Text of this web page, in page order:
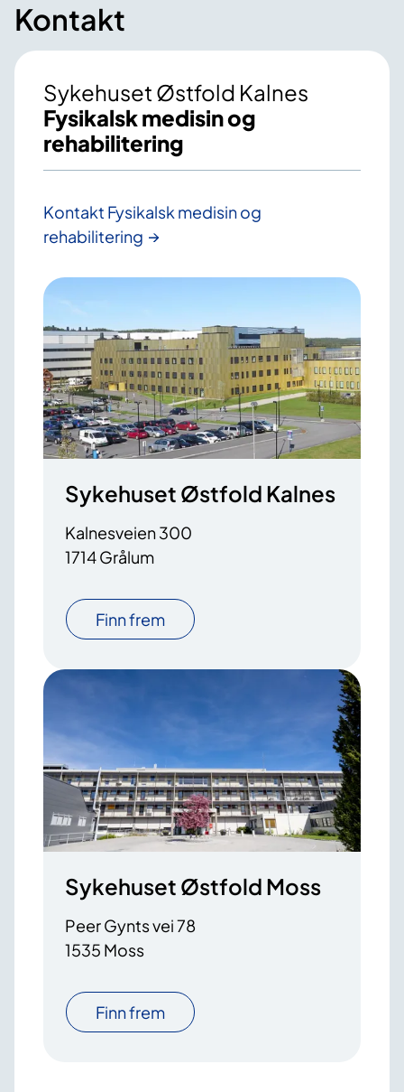
Kontakt
Sykehuset Østfold Kalnes
Fysikalsk medisin og
rehabilitering
Kontakt Fysikalsk medisin og
rehabilitering
Sykehuset Østfold Kalnes
Kalnesveien 300
1714 Grålum
Finn frem
Sykehuset Østfold Moss
Peer Gynts vei 78
1535 Moss
Finn frem